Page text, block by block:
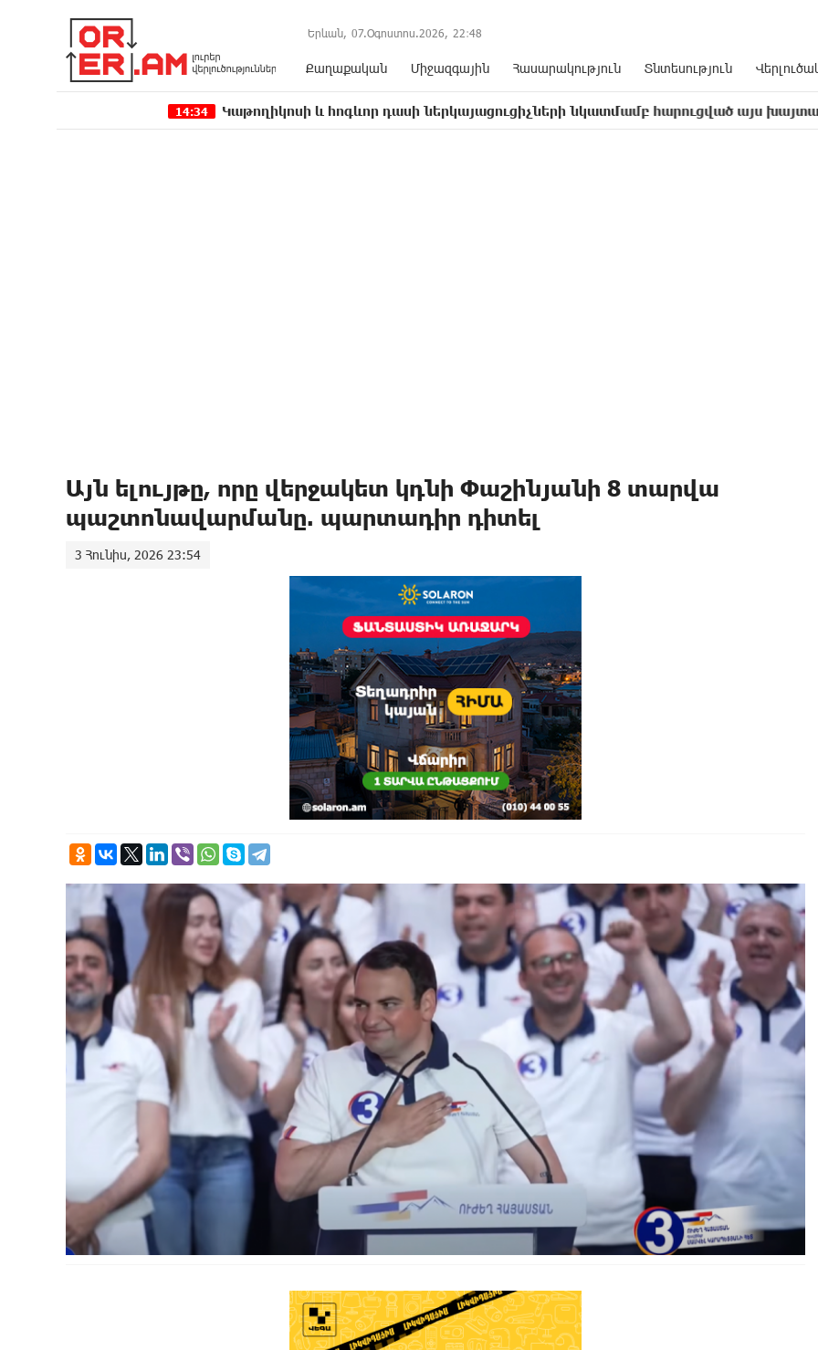
Երևան, 07.Օգոստոս.2026, 22:48
Քաղաքական Միջազգային Հասարակություն Տնտեսություն
Կաթողիկոսի և հոգևոր դասի ներկայացուցիչների նկատմամբ հարուցված այս խայտառակ
Այն ելույթը, որը վերջակետ կդնի Փաշինյանի 8 տարվա
պաշտոնավարմանը. պարտադիր դիտել
3 Հունիս, 2026 23:54